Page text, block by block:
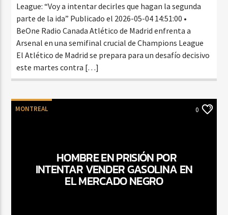
League: “Voy a intentar decirles que hagan la segunda
parte de la ida” Publicado el 2026-05-04 14:51:00 •
BeOne Radio Canada Atlético de Madrid enfrenta a
Arsenal en una semifinal crucial de Champions League
El Atlético de Madrid se prepara para un desafío decisivo
este martes contra […]
MONTREAL 0
HOMBRE EN PRISIÓN POR
INTENTAR VENDER GASOLINA EN
EL MERCADO NEGRO